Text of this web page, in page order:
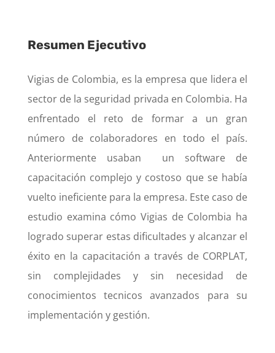
Resumen Ejecutivo
Vigias de Colombia, es la empresa que lidera el
sector de la seguridad privada en Colombia. Ha
enfrentado el reto de formar a un gran
número de colaboradores en todo el país.
Anteriormente usaban un software de
capacitación complejo y costoso que se había
vuelto ineficiente para la empresa. Este caso de
estudio examina cómo Vigias de Colombia ha
logrado superar estas dificultades y alcanzar el
éxito en la capacitación a través de CORPLAT,
sin complejidades y sin necesidad de
conocimientos tecnicos avanzados para su
implementación y gestión.